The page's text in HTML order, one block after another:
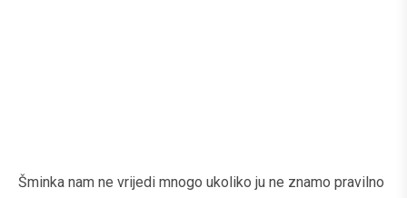
Šminka nam ne vrijedi mnogo ukoliko ju ne znamo pravilno